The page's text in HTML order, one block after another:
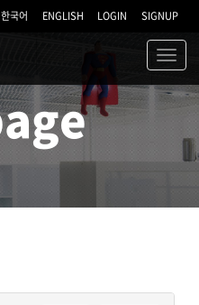
한국어 ENGLISH LOGIN SIGNUP